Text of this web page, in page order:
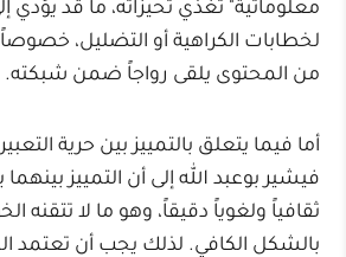
معلوماتية" تغذي تحيزاته، ما قد يؤدي
لخطابات الكراهية أو التضليل، خصوصاً
من المحتوى يلقى رواجاً ضمن شبكته.
أما فيما يتعلق بالتمييز بين حرية
فيشير بوعبد الله إلى أن التمييز
ثقافياً ولغوياً دقيقاً، وهو ما لا تتقنه
بالشكل الكافي. لذلك يجب أن تعتمد